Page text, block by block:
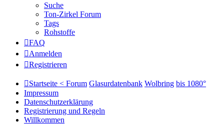
Suche
Ton-Zirkel Forum
Tags
Rohstoffe
FAQ
Anmelden
Registrieren
Startseite < Forum Glasurdatenbank Wolbring bis 1080°
Impressum
Datenschutzerklärung
Registrierung und Regeln
Willkommen